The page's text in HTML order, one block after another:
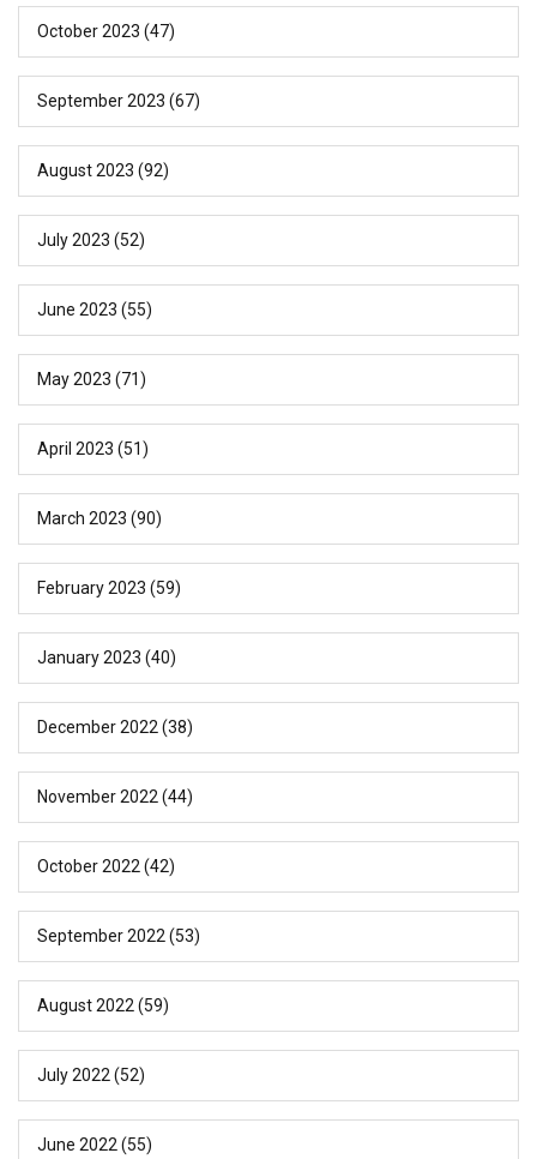
October 2023 (47)
September 2023 (67)
August 2023 (92)
July 2023 (52)
June 2023 (55)
May 2023 (71)
April 2023 (51)
March 2023 (90)
February 2023 (59)
January 2023 (40)
December 2022(38)
November 2022(44)
October 2022(42)
September 2022(53)
August 2022(59)
July 2022(52)
June 2022(55)